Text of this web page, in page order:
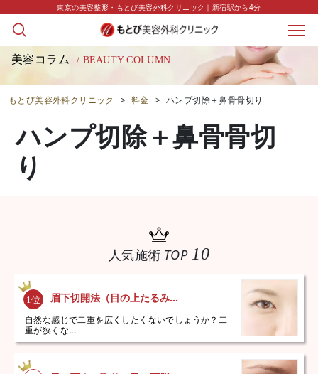
東京の美容整形・もとび美容外科クリニック｜新宿駅から4分
美容コラム / BEAUTY COLUMN
もとび美容外科クリニック > 料金 > ハンプ切除＋鼻骨骨切り
ハンプ切除＋鼻骨骨切
り
人気施術 TOP 10
眉下切開法（目の上たるみ...
自然な感じで二重を広くしたくないでしょうか？二
重が狭くな...